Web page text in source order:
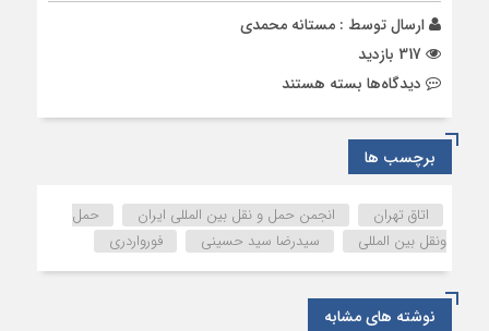
ارسال توسط : مستانه محمدی
دیدگاه‌ها برای
جلسه
چهاردهم
بخش
فورواردری
بسته هستند
برچسب ها
اتاق تهران انجمن حمل و نقل بین المللی ایران
حمل
ونقل بین المللی
سیدرضا سید حسینی فورواردری
نوشته های مشابه